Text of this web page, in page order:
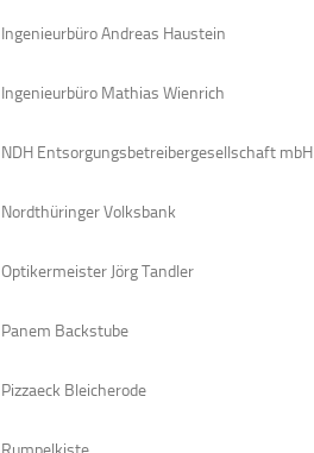
Ingenieurbüro Andreas Haustein
Ingenieurbüro Mathias Wienrich
NDH Entsorgungsbetreibergesellschaft mbH
Nordthüringer Volksbank
Optikermeister Jörg Tandler
Panem Backstube
Pizzaeck Bleicherode